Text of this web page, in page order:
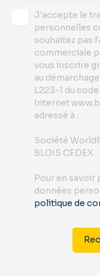
J'accepte le
personnelles
souhaitez pas
commerciale
vous inscrire
au
L223-1 du
Internet
adressé à :
Société
BLOIS CEDEX.
Pour en savoir
données
politique de